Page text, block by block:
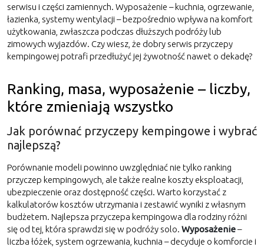
serwisu i części zamiennych. Wyposażenie – kuchnia, ogrzewanie,
łazienka, systemy wentylacji – bezpośrednio wpływa na komfort
użytkowania, zwłaszcza podczas dłuższych podróży lub
zimowych wyjazdów. Czy wiesz, że dobry serwis przyczepy
kempingowej potrafi przedłużyć jej żywotność nawet o dekadę?
Ranking, masa, wyposażenie – liczby,
które zmieniają wszystko
Jak porównać przyczepy kempingowe i wybrać
najlepszą?
Porównanie modeli powinno uwzględniać nie tylko ranking
przyczep kempingowych, ale także realne koszty eksploatacji,
ubezpieczenie oraz dostępność części. Warto korzystać z
kalkulatorów kosztów utrzymania i zestawić wyniki z własnym
budżetem. Najlepsza przyczepa kempingowa dla rodziny różni
się od tej, która sprawdzi się w podróży solo. Wyposażenie–
liczba łóżek, system ogrzewania, kuchnia – decyduje o komforcie i